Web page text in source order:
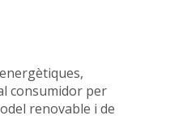
consumidor per
renovable i de